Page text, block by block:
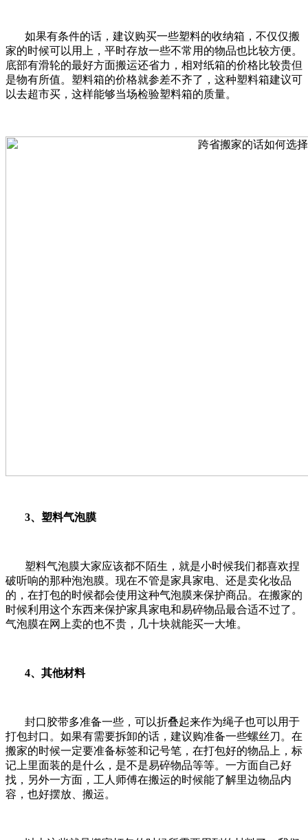
如果有条件的话，建议购买一些塑料的收纳箱，不仅仅搬
家的时候可以用上，平时存放一些不常用的物品也比较方便。
底部有滑轮的最好方面搬运还省力，相对纸箱的价格比较贵但
是物有所值。塑料箱的价格就参差不齐了，这种塑料箱建议可
以去超市买，这样能够当场检验塑料箱的质量。
3、塑料气泡膜
塑料气泡膜大家应该都不陌生，就是小时候我们都喜欢捏
破听响的那种泡泡膜。现在不管是家具家电、还是卖化妆品
的，在打包的时候都会使用这种气泡膜来保护商品。在搬家的
时候利用这个东西来保护家具家电和易碎物品最合适不过了。
气泡膜在网上卖的也不贵，几十块就能买一大堆。
4、其他材料
封口胶带多准备一些，可以折叠起来作为绳子也可以用于
打包封口。如果有需要拆卸的话，建议购准备一些螺丝刀。在
搬家的时候一定要准备标签和记号笔，在打包好的物品上，标
记上里面装的是什么，是不是易碎物品等等。一方面自己好
找，另外一方面，工人师傅在搬运的时候能了解里边物品内
容，也好摆放、搬运。